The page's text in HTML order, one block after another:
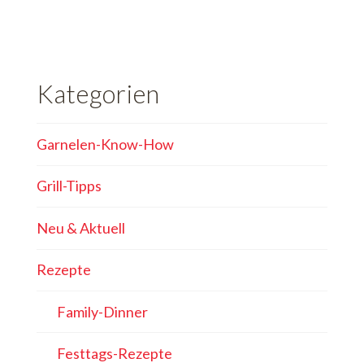
Kategorien
Garnelen-Know-How
Grill-Tipps
Neu & Aktuell
Rezepte
Family-Dinner
Festtags-Rezepte